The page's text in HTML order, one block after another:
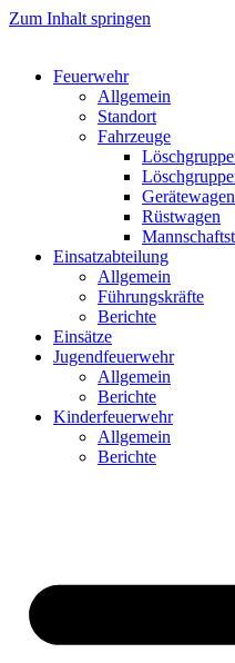
Zum Inhalt springen
Feuerwehr
Allgemein
Standort
Fahrzeuge
Rüst­wagen
Einsatz­abteilung
Allgemein
Führungs­kräfte
Berichte
Einsätze
Jugend­feuerwehr
Allgemein
Berichte
Kinder­feuerwehr
Allgemein
Berichte